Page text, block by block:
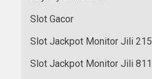
Slot Gacor
Slot Jackpot Monitor Jili 215
Slot Jackpot Monitor Jili 811